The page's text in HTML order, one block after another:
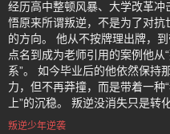
经历高中整顿风暴、大学改革
悟原来所谓叛逆，不是为了对
的方向。 他从不按牌理出牌，
点名到成为老师引用的案例他从
系”。 如今毕业后的他依然保持
力，但不再莽撞，而是带着一种
上”的沉稳。 叛逆没消失只是转
叛逆少年逆袭